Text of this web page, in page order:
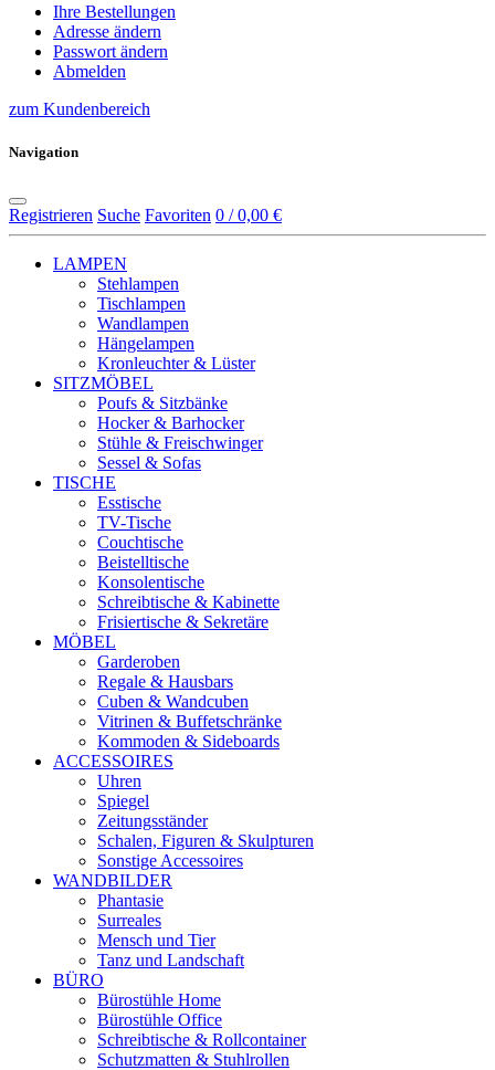
Ihre Bestellungen
Adresse ändern
Passwort ändern
Abmelden
zum Kundenbereich
Navigation
Registrieren Suche Favoriten 0 / 0,00 €
LAMPEN
Stehlampen
Tischlampen
Wandlampen
Hängelampen
Kronleuchter & Lüster
SITZMÖBEL
Poufs & Sitzbänke
Hocker & Barhocker
Stühle & Freischwinger
Sessel & Sofas
TISCHE
Esstische
TV-Tische
Couchtische
Beistelltische
Konsolentische
Schreibtische & Kabinette
Frisiertische & Sekretäre
MÖBEL
Garderoben
Regale & Hausbars
Cuben & Wandcuben
Vitrinen & Buffetschränke
Kommoden & Sideboards
ACCESSOIRES
Uhren
Spiegel
Zeitungsständer
Schalen, Figuren & Skulpturen
Sonstige Accessoires
WANDBILDER
Phantasie
Surreales
Mensch und Tier
Tanz und Landschaft
BÜRO
Bürostühle Home
Bürostühle Office
Schreibtische & Rollcontainer
Schutzmatten & Stuhlrollen